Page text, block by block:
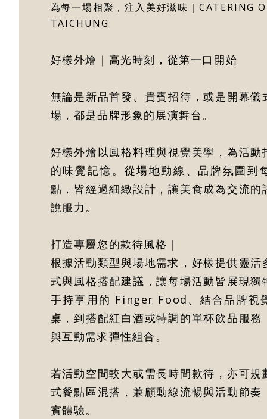
門市據點
好樣專欄
為每一場相聚，注入美好滋味｜CATERING
TAICHUNG
好樣外燴｜高光時刻，從第一口開始
無論是新品首發、貴賓招待，或是開幕儀
場，都是品牌形象的展演舞台。
好樣外燴以風格料理與視覺美學，為活動
的味覺記憶。從場地動線、品牌氛圍到
點，皆經過細緻設計，讓美食成為交流的
說服力。
打造專屬您的款待風格｜
根據活動類型與場地需求，好樣提供靈活
式與風格搭配建議，讓每場活動皆展現獨
手持享用的 Finger Food、結合品牌視
桌，到搭配紅白酒或特調的單杯飲品服務
與互動需求彈性組合。
若活動空間較大或需長時間款待，亦可規
式餐點區混搭，兼顧動線流暢與活動節奏
賓體驗。